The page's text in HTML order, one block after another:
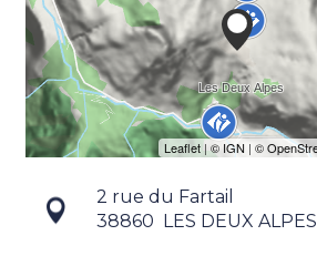
2 rue du Fartail
38860 LES DEUX ALPES